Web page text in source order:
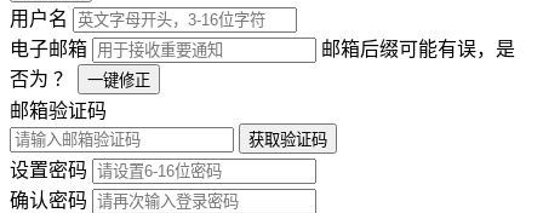
用户名
电子邮箱
邮箱后缀可能有误，是
否为 ？ 一键修正
邮箱验证码
获取验证码
设置密码
确认密码